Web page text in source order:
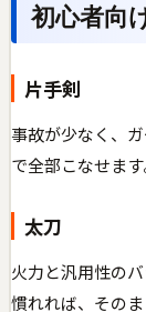
初心者向
片手剣
事故が少なく、
で全部こなせま
太刀
火力と汎用性の
慣れれば、その